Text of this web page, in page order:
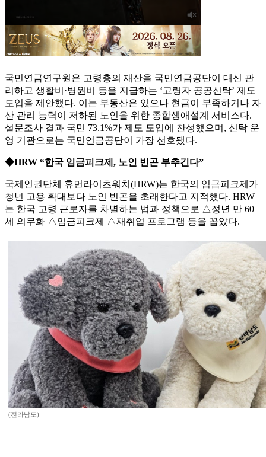
국민연금연구원은 고령층의 재산을 국민연금공단이 대신 관
리하고 생활비·병원비 등을 지급하는 ‘고령자 공공신탁’ 제도
도입을 제안했다. 이는 부동산은 있으나 현금이 부족하거나 자
산 관리 능력이 저하된 노인을 위한 종합생애설계 서비스다.
설문조사 결과 국민 73.1%가 제도 도입에 찬성했으며, 신탁 운
영 기관으로는 국민연금공단이 가장 선호됐다.
◆HRW “한국 임금피크제, 노인 빈곤 부추긴다”
국제인권단체 휴먼라이츠워치(HRW)는 한국의 임금피크제가
청년 고용 확대보다 노인 빈곤을 초래한다고 지적했다. HRW
는 한국 고령 근로자를 차별하는 법과 정책으로 △정년 만 60
세 의무화 △임금피크제 △재취업 프로그램 등을 꼽았다.
(전라남도)